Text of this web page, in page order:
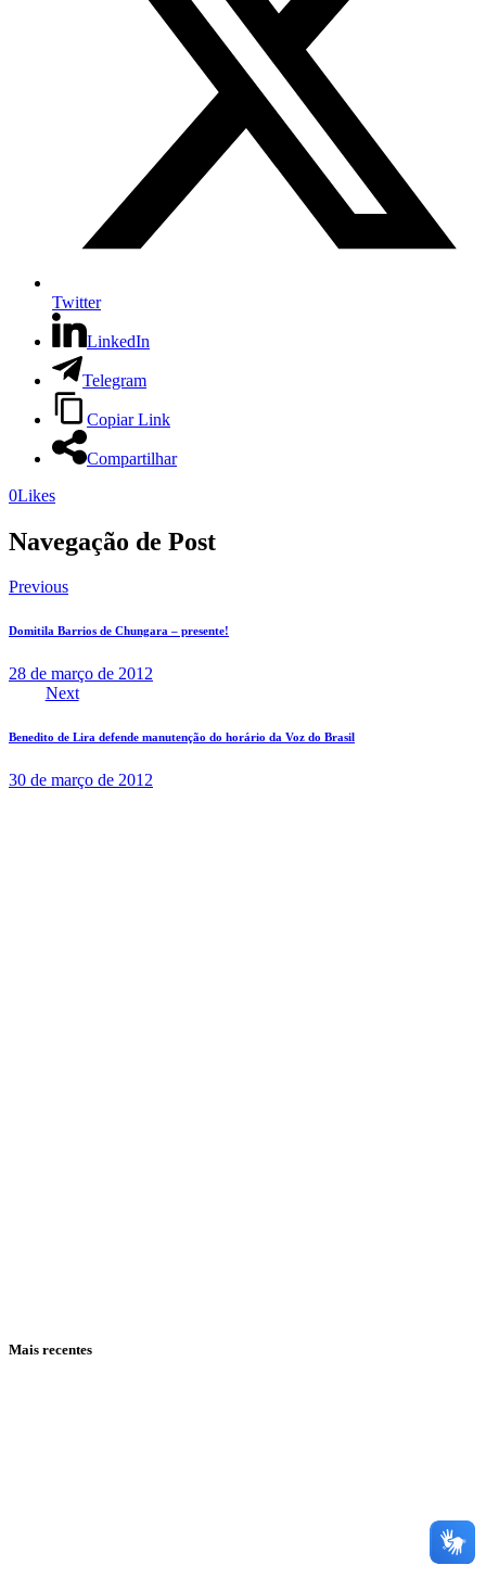
Twitter
LinkedIn
Telegram
Copiar Link
Compartilhar
0Likes
Navegação de Post
Previous
Domitila Barrios de Chungara – presente!
28 de março de 2012
Next
Benedito de Lira defende manutenção do horário da Voz do Brasil
30 de março de 2012
Mais recentes